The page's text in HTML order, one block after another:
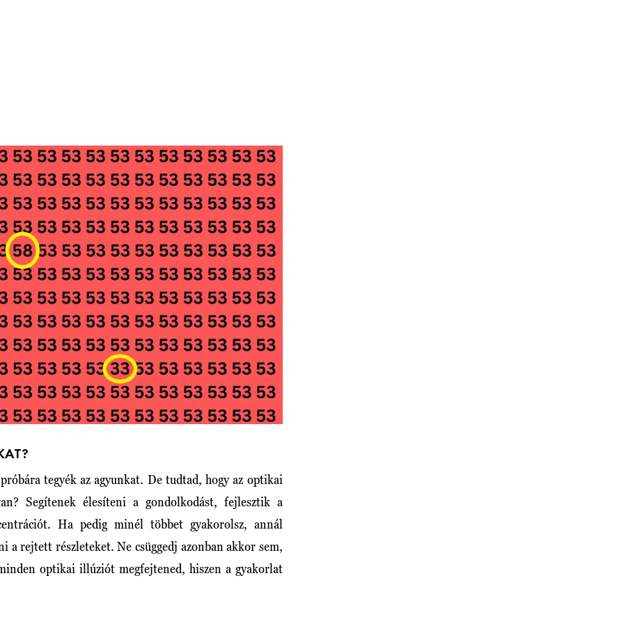
tegyék az agyunkat. De tudtad, hogy az optikai
Segítenek élesíteni a gondolkodást, fejlesztik a
Ha pedig minél többet gyakorolsz, annál
a rejtett részleteket. Ne csüggedj azonban akkor sem,
optikai illúziót megfejtened, hiszen a gyakorlat